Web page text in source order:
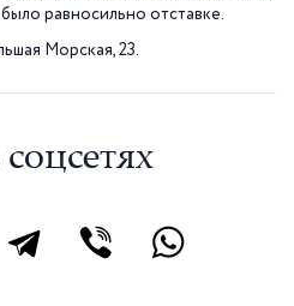
равносильно отставке.
Морская, 23.